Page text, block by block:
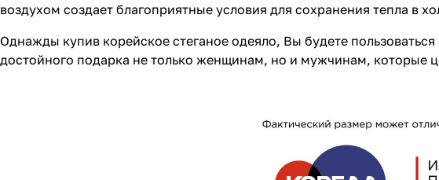
воздухом создает благоприятные условия для сохранения тепла в
Однажды купив корейское стеганое одеяло, Вы будете
достойного подарка не только женщинам, но и мужчинам, которые